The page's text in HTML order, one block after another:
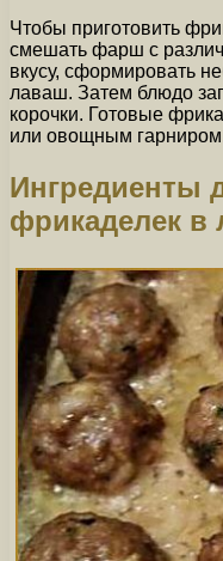
Чтобы приготовить
смешать фарш с
вкусу, сформировать
лаваш. Затем блюдо
корочки. Готовые
или овощным
Ингредиенты
фрикаделек в